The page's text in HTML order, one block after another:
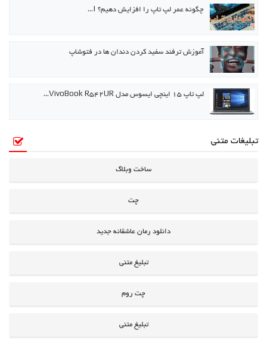
چگونه عمر لپ تاپ را افزایش دهیم؟ |…
آموزش ترفند سفید کردن دندان ها در فتوشاپ
لپ تاپ ۱۵ اینچی ایسوس مدل VivoBook R542UR…
تبلیغات متنی
ساخت وبلاگ
چت
دانلود رمان عاشقانه جدید
تبلیغ متنی
چت روم
تبلیغ متنی